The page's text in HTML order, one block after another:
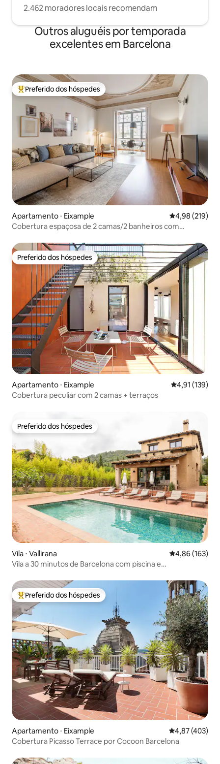
2.462 moradores locais recomendam
Outros aluguéis por temporada
excelentes em Barcelona
Entre os melhores preferidos dos hóspedes
Preferido dos hóspedes
Apartamento ⋅ Eixample 4,98 de uma
4,98 (219)
Cobertura espaçosa de 2 camas/2 banheiros com
Preferido dos hóspedes
Preferido dos hóspedes
Apartamento ⋅ Eixample 4,91 de uma
4,91 (139)
Cobertura peculiar com 2 camas + terraços
Preferido dos hóspedes
Preferido dos hóspedes
Vila ⋅ Vallirana 4,86 de uma
4,86 (163)
Vila a 30 minutos de Barcelona com piscina e
Entre os melhores preferidos dos hóspedes
Preferido dos hóspedes
Apartamento ⋅ Eixample 4,87 de uma
4,87 (403)
Cobertura Picasso Terrace por Cocoon Barcelona